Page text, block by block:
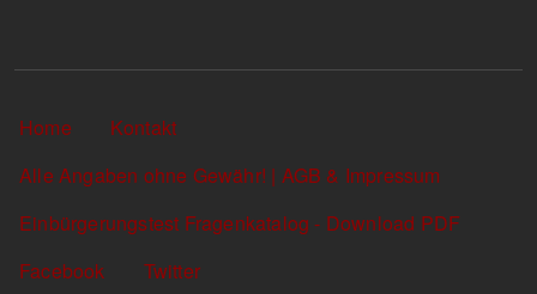
Sekundärlinks
Home
Kontakt
Alle Angaben ohne Gewähr! | AGB & Impressum
Einbürgerungstest Fragenkatalog - Download PDF
Facebook
Twitter